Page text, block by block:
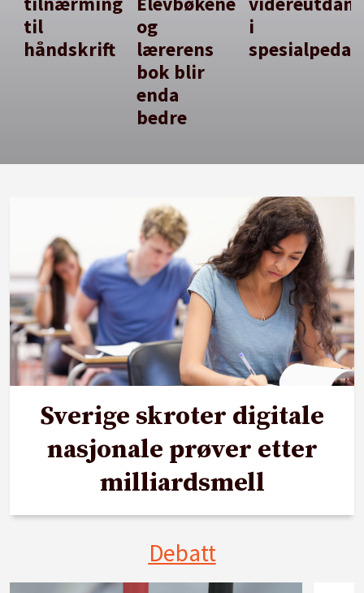
til
håndskrift
og
lærerens
bok blir
enda
bedre
i
Sverige skroter digitale
nasjonale prøver etter
milliardsmell
Debatt